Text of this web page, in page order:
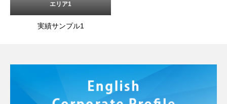
エリア1
実績サンプル1